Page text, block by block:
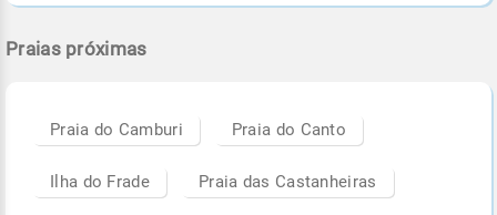
Praias próximas
Praia do Camburi Praia do Canto
Ilha do Frade Praia das Castanheiras